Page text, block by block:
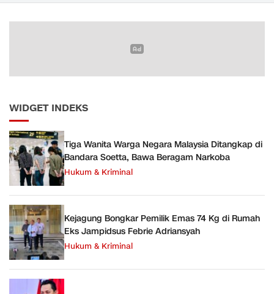
WIDGET INDEKS
Tiga Wanita Warga Negara Malaysia Ditangkap di
Bandara Soetta, Bawa Beragam Narkoba
Hukum & Kriminal
Kejagung Bongkar Pemilik Emas 74 Kg di Rumah
Eks Jampidsus Febrie Adriansyah
Hukum & Kriminal